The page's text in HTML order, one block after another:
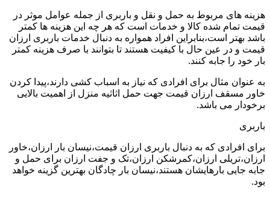
هزینه های مربوط به حمل و نقل و باربری از جمله عوامل موثر در
قیمت تمام شده کالا و خدمات است که هر چه این هزینه ها کمتر
باشد بهتر است،بنابراین افراد همواره به دنبال خدمات باربری ارزان
قیمت و در عین حال با کیفیت هستند تا بتوانند با صرف هزینه کمتر
بار خود را جابه کنند.
به عنوان مثال برای افرادی که نیاز به اسباب کشی دارند،پیدا کردن
خاور مسقف ارزان قیمت جهت حمل اثاثیه منزل از اهمیت بالایی
برخودار می باشد.
باربری
برای افرادی که به دنبال باربری ارزان قیمت،نیسان بار ارزان،خاور
ارزان،تریلی ارزان،کمرشکن ارزان،تک و جفت ارزان برای حمل و
جابه جایی بارهایشان هستند،نیسان بار چادگان بهترین گزینه خواهد
بود.